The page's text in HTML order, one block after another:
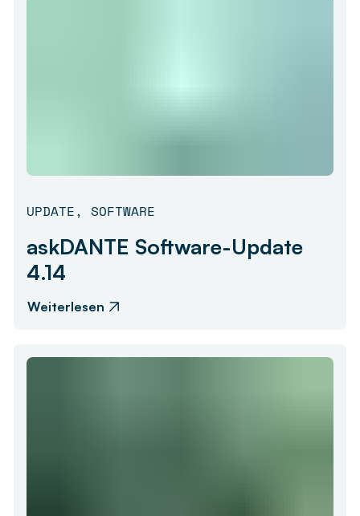
UPDATE, SOFTWARE
askDANTE Software-Update
4.14
Weiterlesen